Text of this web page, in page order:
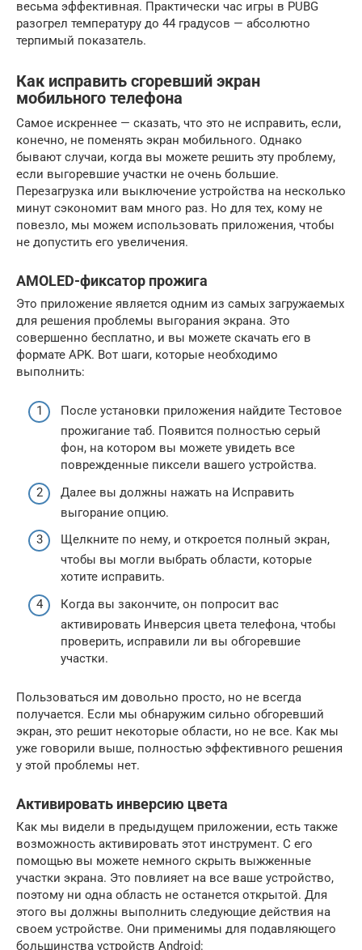
весьма эффективная. Практически час игры в PUBG
разогрел температуру до 44 градусов — абсолютно
терпимый показатель.
Как исправить сгоревший экран
мобильного телефона
Самое искреннее — сказать, что это не исправить, если,
конечно, не поменять экран мобильного. Однако
бывают случаи, когда вы можете решить эту проблему,
если выгоревшие участки не очень большие.
Перезагрузка или выключение устройства на несколько
минут сэкономит вам много раз. Но для тех, кому не
повезло, мы можем использовать приложения, чтобы
не допустить его увеличения.
AMOLED-фиксатор прожига
Это приложение является одним из самых загружаемых
для решения проблемы выгорания экрана. Это
совершенно бесплатно, и вы можете скачать его в
формате APK. Вот шаги, которые необходимо
выполнить:
После установки приложения найдите Тестовое
прожигание таб. Появится полностью серый
фон, на котором вы можете увидеть все
поврежденные пиксели вашего устройства.
Далее вы должны нажать на Исправить
выгорание опцию.
Щелкните по нему, и откроется полный экран,
чтобы вы могли выбрать области, которые
хотите исправить.
Когда вы закончите, он попросит вас
активировать Инверсия цвета телефона, чтобы
проверить, исправили ли вы обгоревшие
участки.
Пользоваться им довольно просто, но не всегда
получается. Если мы обнаружим сильно обгоревший
экран, это решит некоторые области, но не все. Как мы
уже говорили выше, полностью эффективного решения
у этой проблемы нет.
Активировать инверсию цвета
Как мы видели в предыдущем приложении, есть также
возможность активировать этот инструмент. С его
помощью вы можете немного скрыть выжженные
участки экрана. Это повлияет на все ваше устройство,
поэтому ни одна область не останется открытой. Для
этого вы должны выполнить следующие действия на
своем устройстве. Они применимы для подавляющего
большинства устройств Android: